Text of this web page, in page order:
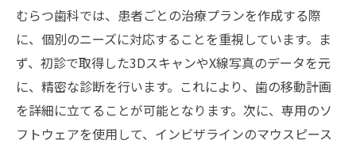
むらつ歯科では、患者ごとの治療プランを作成する際
に、個別のニーズに対応することを重視しています。ま
ず、初診で取得した3DスキャンやX線写真のデータを元
に、精密な診断を行います。これにより、歯の移動計画
を詳細に立てることが可能となります。次に、専用のソ
フトウェアを使用して、インビザラインのマウスピース